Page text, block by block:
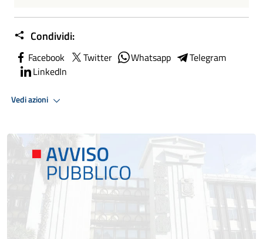
Condividi:
Facebook Twitter Whatsapp
Telegram
LinkedIn
Vedi azioni